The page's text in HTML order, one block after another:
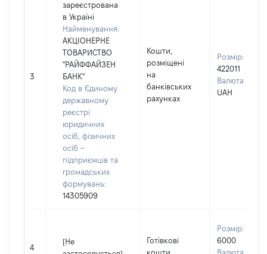
3
зареєстрована
в Україні
Найменування:
АКЦІОНЕРНЕ
ТОВАРИСТВО
"РАЙФФАЙЗЕН
БАНК"
Код в Єдиному
державному
реєстрі
юридичних
осіб, фізичних
осіб –
підприємців та
громадських
формувань:
14305909
Кошти,
розміщені
на
банківських
рахунках
Розмір:
422011
Валюта:
UAH
4
[Не
Готівкові
кошти
Розмір:
6000
Валюта: